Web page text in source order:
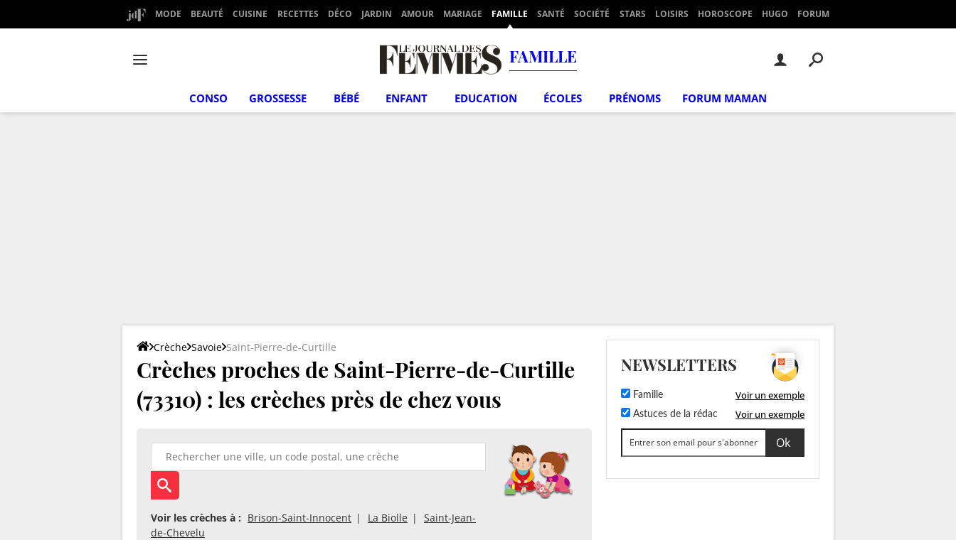
MODE BEAUTÉ CUISINE RECETTES DÉCO JARDIN AMOUR MARIAGE FAMILLE SANTÉ SOCIÉTÉ STARS LOISIRS HOROSCOPE HUGO FORUM
FAMILLE
CONSO GROSSESSE BÉBÉ ENFANT EDUCATION ÉCOLES PRÉNOMS FORUM MAMAN
Crèche Savoie Saint-Pierre-de-Curtille
Crèches proches de Saint-Pierre-de-Curtille
(73310) : les crèches près de chez vous
Voir les crèches à : Brison-Saint-Innocent La Biolle
Saint-Jean-
de-Chevelu
NEWSLETTERS
Famille Voir un exemple
Astuces de la rédac Voir un exemple